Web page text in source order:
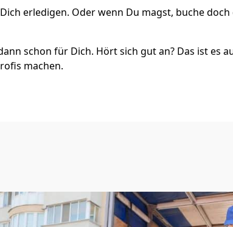
erledigen. Oder wenn Du magst, buche
schon für Dich. Hört sich gut an? Das ist es
machen.